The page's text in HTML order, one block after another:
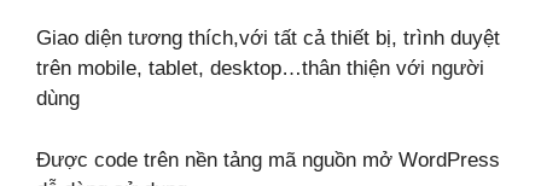
Giao diện tương thích,với tất cả thiết bị, trình duyệt
trên mobile, tablet, desktop…thân thiện với người
dùng
Được code trên nền tảng mã nguồn mở WordPress